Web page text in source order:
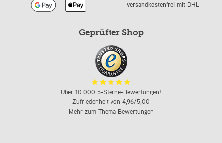
versandkostenfreimit DHL
Geprüfter Shop
Über 10.000 5-Sterne-Bewertungen!
Zufriedenheit von 4,96/5,00
Mehr zum Thema Bewertungen